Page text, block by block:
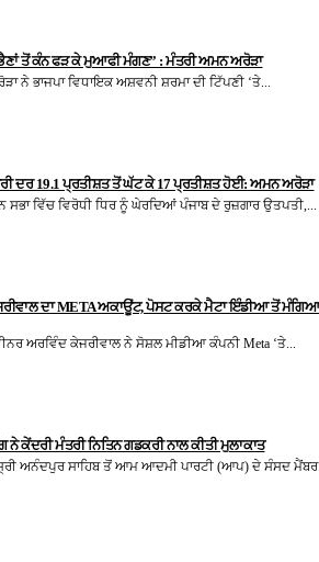
ਤੋਂ ਕੰਨ ਫੜ ਕੇ ਮੁਆਫੀ ਮੰਗਣ” : ਮੰਤਰੀ ਅਮਨ ਅਰੋੜਾ
ਨੇ ਭਾਜਪਾ ਵਿਧਾਇਕ ਅਸ਼ਵਨੀ ਸ਼ਰਮਾ ਦੀ ਟਿੱਪਣੀ ‘ਤੇ...
ਦਰ 19.1 ਪ੍ਰਤੀਸ਼ਤ ਤੋਂ ਘੱਟ ਕੇ 17 ਪ੍ਰਤੀਸ਼ਤ ਹੋਈ: ਅਮਨ ਅਰੋੜਾ
ਸਭਾ ਵਿੱਚ ਵਿਰੋਧੀ ਧਿਰ ਨੂੰ ਘੇਰਦਿਆਂ ਪੰਜਾਬ ਦੇ ਰੁਜ਼ਗਾਰ ਉਤਪਤੀ,...
ਦਾ META ਅਕਾਊਂਟ, ਪੋਸਟ ਕਰਕੇ ਮੈਟਾ ਇੰਡੀਆ ਤੋਂ ਮੰਗਿਆ
ਅਰਵਿੰਦ ਕੇਜਰੀਵਾਲ ਨੇ ਸੋਸ਼ਲ ਮੀਡੀਆ ਕੰਪਨੀ Meta ‘ਤੇ...
ਕੇਂਦਰੀ ਮੰਤਰੀ ਨਿਤਿਨ ਗਡਕਰੀ ਨਾਲ ਕੀਤੀ ਮੁਲਾਕਾਤ
ਅਨੰਦਪੁਰ ਸਾਹਿਬ ਤੋਂ ਆਮ ਆਦਮੀ ਪਾਰਟੀ (ਆਪ) ਦੇ ਸੰਸਦ